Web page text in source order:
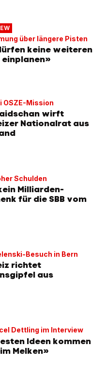
über längere Pisten
keine weiteren
OSZE-Mission
wirft
Nationalrat aus
Schulden
Milliarden-
für die SBB vom
Besuch in Bern
richtet
aus
Dettling im Interview
Ideen kommen
Melken»